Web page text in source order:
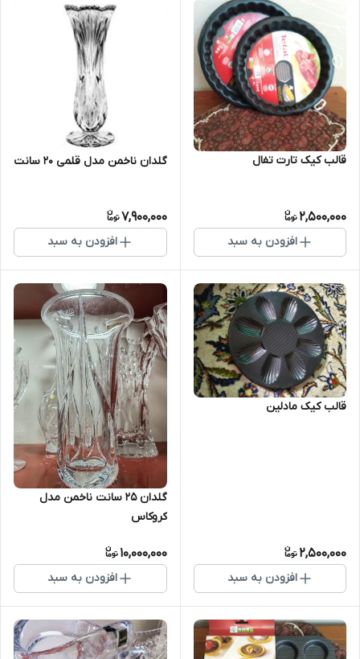
قالب کیک تارت تفال
2,500,000
افزودن به سبد
گلدان ناخمن مدل قلمی ۲۰ سانت
7,900,000
افزودن به سبد
قالب کیک مادلین
2,500,000
افزودن به سبد
گلدان ۲۵ سانت ناخمن مدل
کروکاس
10,000,000
افزودن به سبد